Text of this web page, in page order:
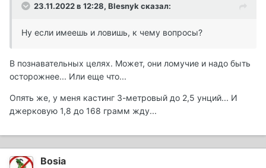
23.11.2022 в 12:28, Blesnyk сказал:
Ну если имеешь и ловишь, к чему вопросы?
В познавательных целях. Может, они ломучие и надо быть
осторожнее... Или еще что...
Опять же, у меня кастинг 3-метровый до 2,5 унций... И
джерковую 1,8 до 168 грамм жду...
Bosia